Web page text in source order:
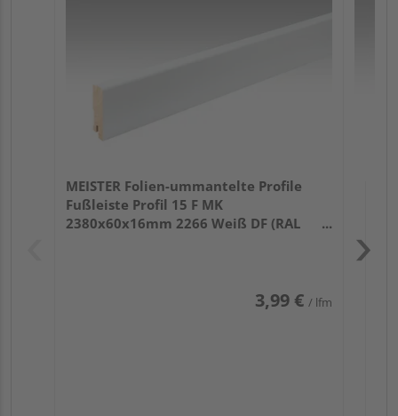
MEISTER Folien-ummantelte Profile
Fußleiste Profil 15 F MK
2380x60x16mm 2266 Weiß DF (RAL
3,99 € / lfm